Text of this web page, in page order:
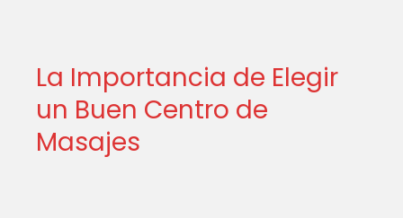
La Importancia de Elegir
un Buen Centro de
Masajes